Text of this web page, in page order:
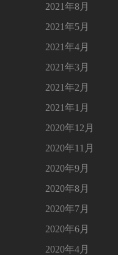
2021年8月
2021年5月
2021年4月
2021年3月
2021年2月
2021年1月
2020年12月
2020年11月
2020年9月
2020年8月
2020年7月
2020年6月
2020年4月